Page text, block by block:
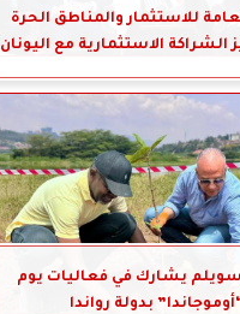
للاستثمار والمناطق الحرة
الشراكة الاستثمارية مع اليونان
سويلم يشارك في فعاليات يوم
بدولة رواندا